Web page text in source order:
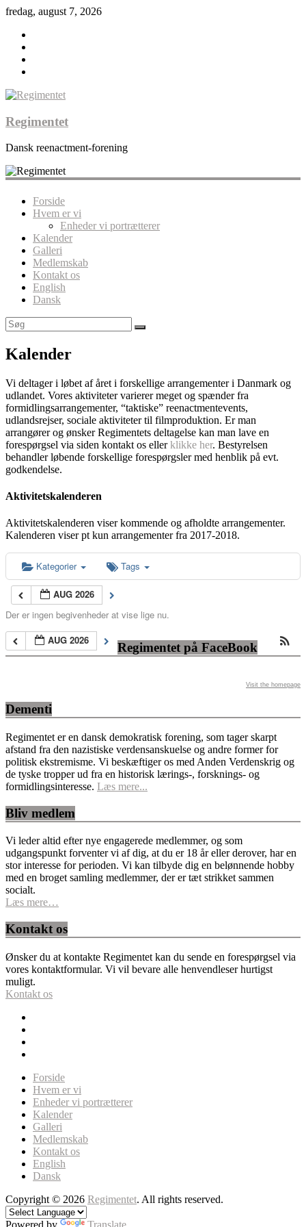
fredag, august 7, 2026
Regimentet
Dansk reenactment-forening
Forside
Hvem er vi
Enheder vi portrætterer
Kalender
Galleri
Medlemskab
Kontakt os
English
Dansk
Kalender
Vi deltager i løbet af året i forskellige arrangementer i Danmark og
udlandet. Vores aktiviteter varierer meget og spænder fra
formidlingsarrangementer, “taktiske” reenactmentevents,
udlandsrejser, sociale aktiviteter til filmproduktion. Er man
arrangører og ønsker Regimentets deltagelse kan man lave en
forespørgsel via siden kontakt os ellerklikke her. Bestyrelsen
behandler løbende forskellige forespørgsler med henblik på evt.
godkendelse.
Aktivitetskalenderen
Aktivitetskalenderen viser kommende og afholdte arrangementer.
Kalenderen viser pt kun arrangementer fra 2017-2018.
Kategorier Tags
AUG 2026
Der er ingen begivenheder at vise lige nu.
AUG 2026
Regimentet på FaceBook
Visit the homepage
Dementi
Regimentet er en dansk demokratisk forening, som tager skarpt
afstand fra den nazistiske verdensanskuelse og andre former for
politisk ekstremisme. Vi beskæftiger os med Anden Verdenskrig og
de tyske tropper ud fra en historisk lærings-, forsknings- og
formidlingsinteresse. Læs mere...
Bliv medlem
Vi leder altid efter nye engagerede medlemmer, og som
udgangspunkt forventer vi af dig, at du er 18 år eller derover, har en
stor interesse for perioden. Vi kan tilbyde dig en belønnende hobby
med en broget samling medlemmer, der er tæt strikket sammen
socialt.
Læs mere…
Kontakt os
Ønsker du at kontakte Regimentet kan du sende en forespørgsel via
vores kontaktformular. Vi vil bevare alle henvendleser hurtigst
muligt.
Kontakt os
Forside
Hvem er vi
Enheder vi portrætterer
Kalender
Galleri
Medlemskab
Kontakt os
English
Dansk
Copyright © 2026 Regimentet. All rights reserved.
Powered by Translate